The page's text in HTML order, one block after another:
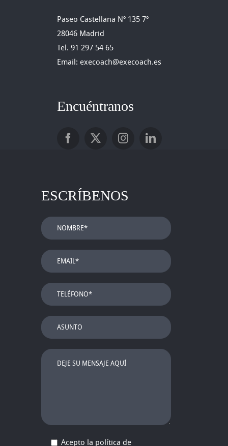
Paseo Castellana Nº 135 7º
28046 Madrid
Tel. 91 297 54 65
Email: execoach@execoach.es
Encuéntranos
ESCRÍBENOS
Acepto la política de